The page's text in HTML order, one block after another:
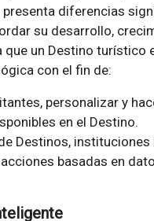
diferencias
su desarrollo,
un Destino turístico
con el fin de:
personalizar y
en el Destino.
Destinos, instituciones
basadas en